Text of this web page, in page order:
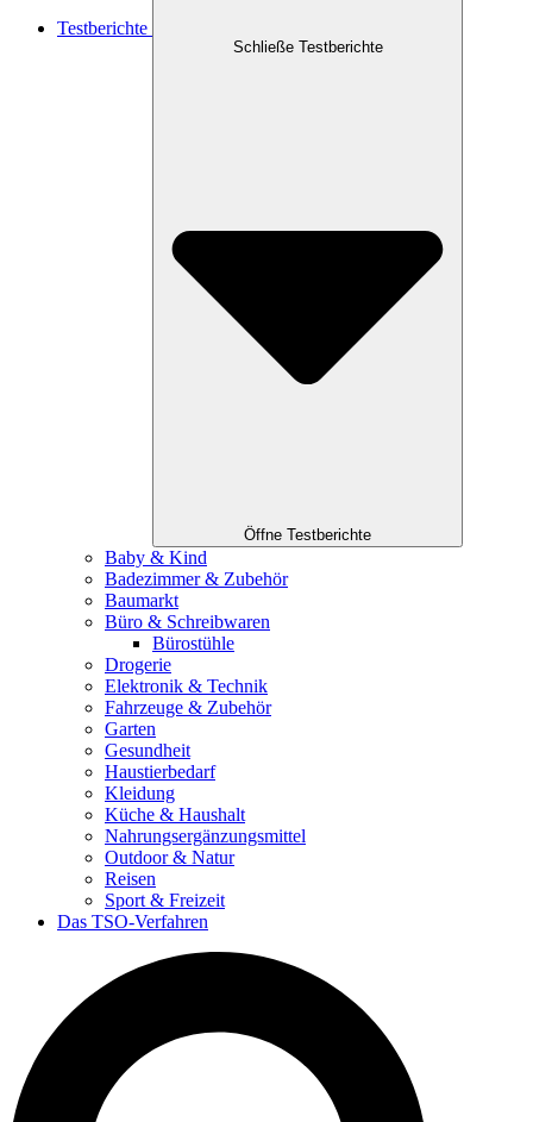
Testberichte
Schließe Testberichte
Öffne Testberichte
Baby & Kind
Badezimmer & Zubehör
Baumarkt
Büro & Schreibwaren
Bürostühle
Drogerie
Elektronik & Technik
Fahrzeuge & Zubehör
Garten
Gesundheit
Haustierbedarf
Kleidung
Küche & Haushalt
Nahrungsergänzungsmittel
Outdoor & Natur
Reisen
Sport & Freizeit
Das TSO-Verfahren